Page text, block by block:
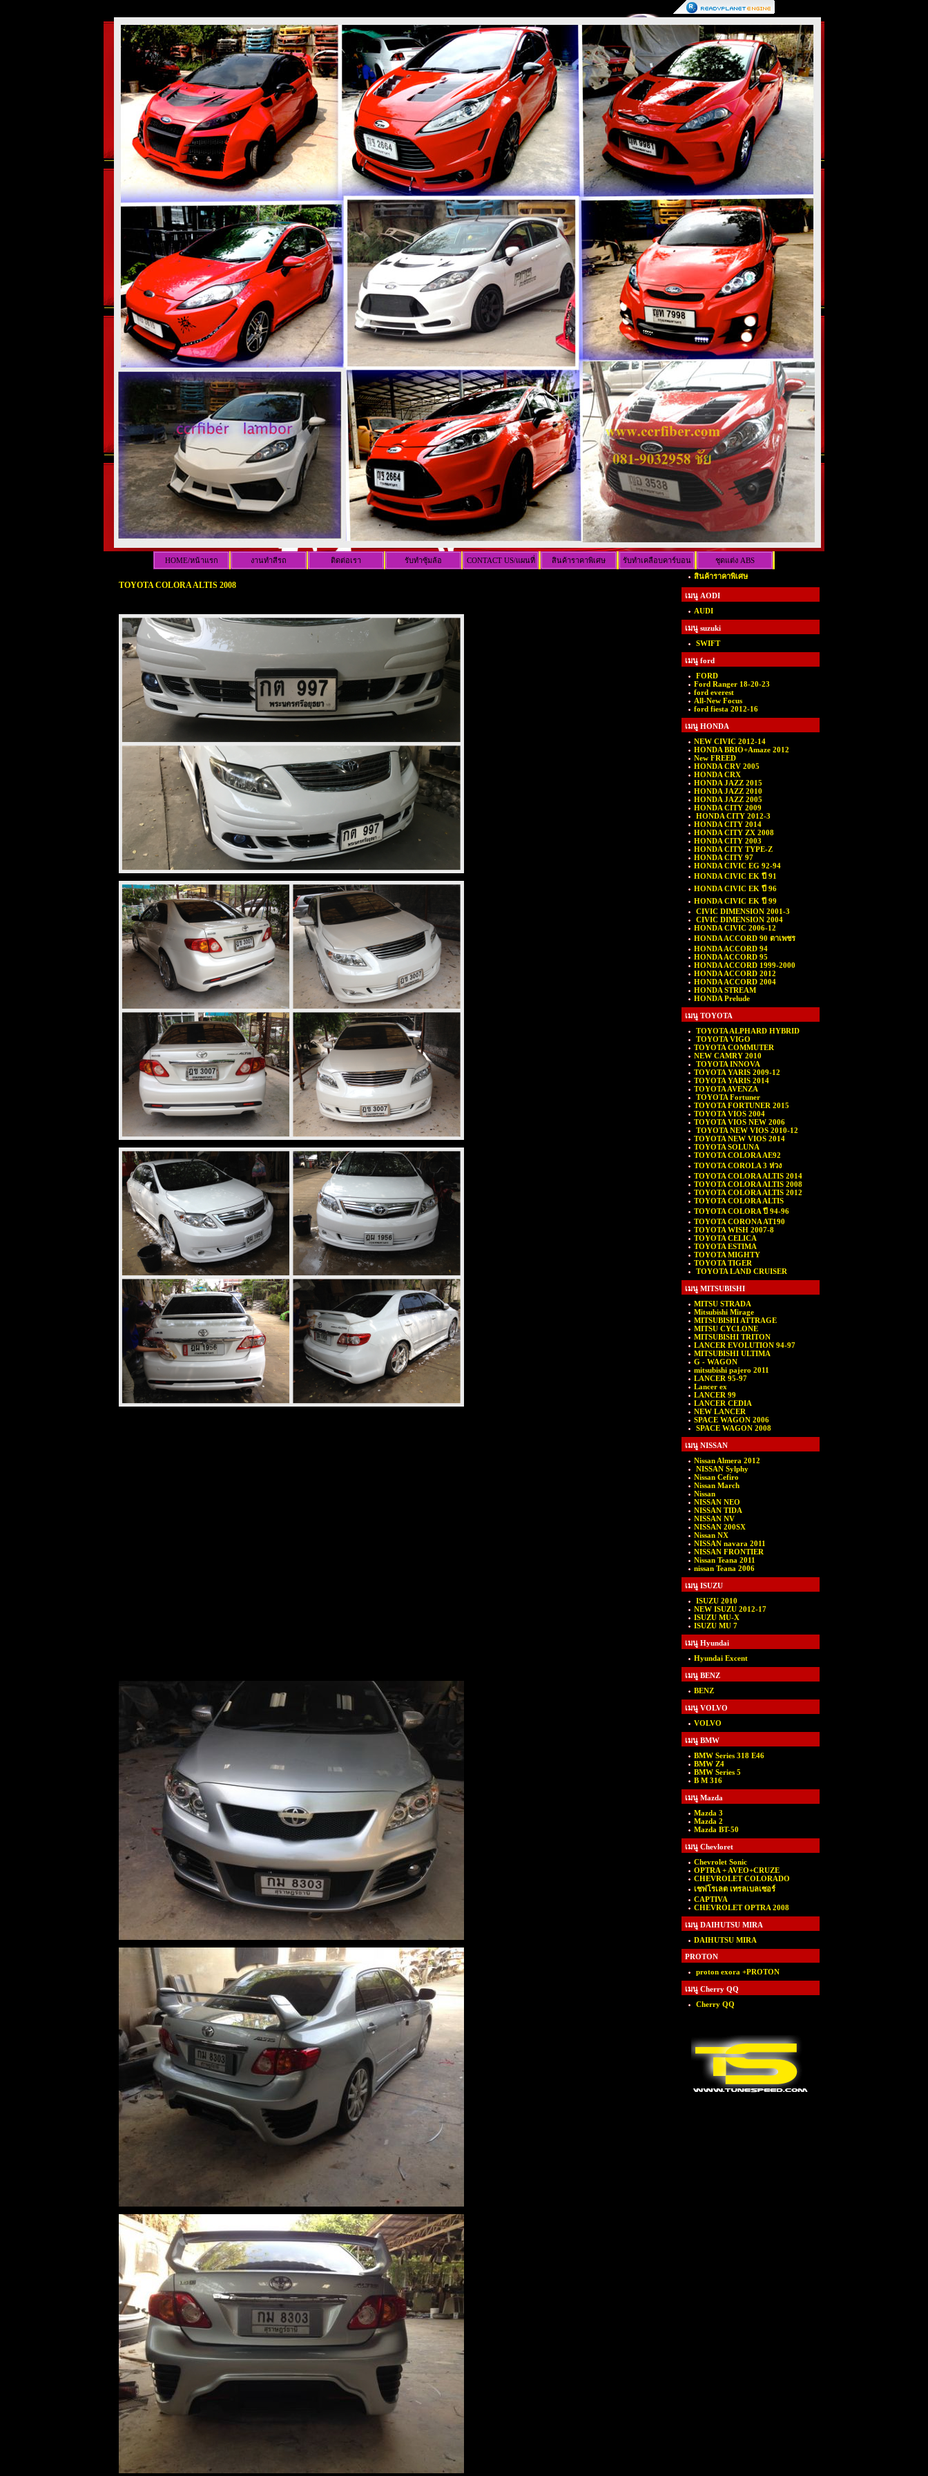
HOME/หน้าแรก งานทำสีรถ ติดต่อเรา รับทำซุ้มล้อ CONTACT US/แผนที่ สินค้าราคาพิเศษ รับทำเคลือบคาร์บอน ชุดแต่ง ABS
TOYOTA COLORA ALTIS 2008
สินค้าราคาพิเศษ
เมนู AODI
AUDI
เมนู suzuki
SWIFT
เมนู ford
FORD
Ford Ranger 18-20-23
ford everest
All-New Focus
ford fiesta 2012-16
เมนู HONDA
NEW CIVIC 2012-14
HONDA BRIO+Amaze 2012
New FREED
HONDA CRV 2005
HONDA CRX
HONDA JAZZ 2015
HONDA JAZZ 2010
HONDA JAZZ 2005
HONDA CITY 2009
HONDA CITY 2012-3
HONDA CITY 2014
HONDA CITY ZX 2008
HONDA CITY 2003
HONDA CITY TYPE-Z
HONDA CITY 97
HONDA CIVIC EG 92-94
HONDA CIVIC EK ปี 91
HONDA CIVIC EK ปี 96
HONDA CIVIC EK ปี 99
CIVIC DIMENSION 2001-3
CIVIC DIMENSION 2004
HONDA CIVIC 2006-12
HONDA ACCORD 90 ตาเพชร
HONDA ACCORD 94
HONDA ACCORD 95
HONDA ACCORD 1999-2000
HONDA ACCORD 2012
HONDA ACCORD 2004
HONDA STREAM
HONDA Prelude
เมนู TOYOTA
TOYOTA ALPHARD HYBRID
TOYOTA VIGO
TOYOTA COMMUTER
NEW CAMRY 2010
TOYOTA INNOVA
TOYOTA YARIS 2009-12
TOYOTA YARIS 2014
TOYOTA AVENZA
TOYOTA Fortuner
TOYOTA FORTUNER 2015
TOYOTA VIOS 2004
TOYOTA VIOS NEW 2006
TOYOTA NEW VIOS 2010-12
TOYOTA NEW VIOS 2014
TOYOTA SOLUNA
TOYOTA COLORA AE92
TOYOTA COROLA 3 ห่วง
TOYOTA COLORA ALTIS 2014
TOYOTA COLORA ALTIS 2008
TOYOTA COLORA ALTIS 2012
TOYOTA COLORA ALTIS
TOYOTA COLORA ปี 94-96
TOYOTA CORONA AT190
TOYOTA WISH 2007-8
TOYOTA CELICA
TOYOTA ESTIMA
TOYOTA MIGHTY
TOYOTA TIGER
TOYOTA LAND CRUISER
เมนู MITSUBISHI
MITSU STRADA
Mitsubishi Mirage
MITSUBISHI ATTRAGE
MITSU CYCLONE
MITSUBISHI TRITON
LANCER EVOLUTION 94-97
MITSUBISHI ULTIMA
G - WAGON
mitsubishi pajero 2011
LANCER 95-97
Lancer ex
LANCER 99
LANCER CEDIA
NEW LANCER
SPACE WAGON 2006
SPACE WAGON 2008
เมนู NISSAN
Nissan Almera 2012
NISSAN Sylphy
Nissan Cefiro
Nissan March
Nissan
NISSAN NEO
NISSAN TIDA
NISSAN NV
NISSAN 200SX
Nissan NX
NISSAN navara 2011
NISSAN FRONTIER
Nissan Teana 2011
nissan Teana 2006
เมนู ISUZU
ISUZU 2010
NEW ISUZU 2012-17
ISUZU MU-X
ISUZU MU 7
เมนู Hyundai
Hyundai Excent
เมนู BENZ
BENZ
เมนู VOLVO
VOLVO
เมนู BMW
BMW Series 318 E46
BMW Z4
BMW Series 5
B M 316
เมนู Mazda
Mazda 3
Mazda 2
Mazda BT-50
เมนู Chevloret
Chevrolet Sonic
OPTRA + AVEO+CRUZE
CHEVROLET COLORADO
เชฟโรเลต เทรลเบลเซอร์
CAPTIVA
CHEVROLET OPTRA 2008
เมนู DAIHUTSU MIRA
DAIHUTSU MIRA
PROTON
proton exora +PROTON
เมนู Cherry QQ
Cherry QQ